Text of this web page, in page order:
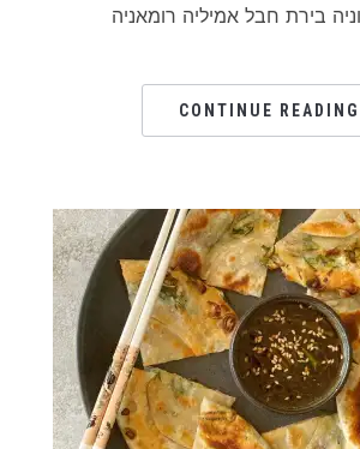
בירת חבל אמיליה רומאניה
CONTINUE READING